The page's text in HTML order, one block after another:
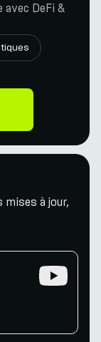
avec DeFi &
à jour,